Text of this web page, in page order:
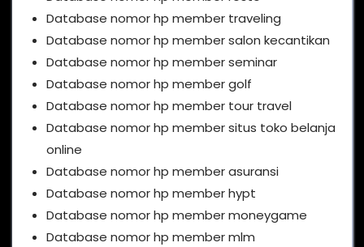
Database nomor hp member traveling
Database nomor hp member salon kecantikan
Database nomor hp member seminar
Database nomor hp member golf
Database nomor hp member tour travel
Database nomor hp member situs toko belanja
online
Database nomor hp member asuransi
Database nomor hp member hypt
Database nomor hp member moneygame
Database nomor hp member mlm